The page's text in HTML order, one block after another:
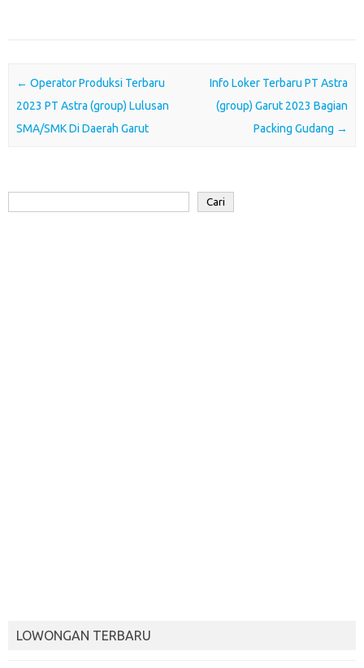
o
o
k
e
r
A
p
p
d
I
n
a
r
d
Post navigation
← Operator Produksi Terbaru
2023 PT Astra (group) Lulusan
SMA/SMK Di Daerah Garut
Info Loker Terbaru PT Astra
(group) Garut 2023 Bagian
Packing Gudang →
Cari
Cari
LOWONGAN TERBARU